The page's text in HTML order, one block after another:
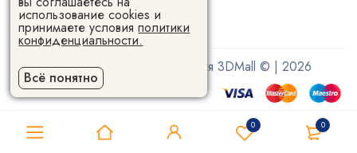
0 0
Поставщик 3D-оборудования 3DMall © | 2026
использование cookies и
принимаете условияполитики
конфиденциальности.
Всё понятно